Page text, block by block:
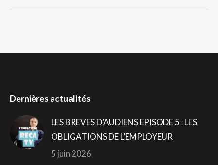
Dernières actualités
LES BREVES D’AUDIENS EPISODE 5 : LES
OBLIGATIONS DE L’EMPLOYEUR
5 juin 2026